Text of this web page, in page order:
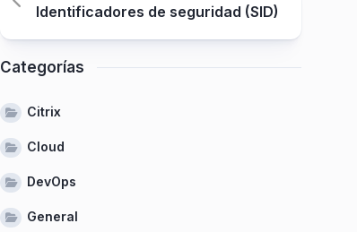
Identificadores de seguridad (SID)
Categorías
Citrix
Cloud
DevOps
General